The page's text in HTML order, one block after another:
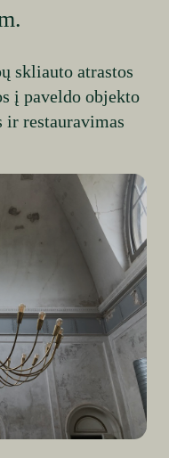
skliauto atrastos
į paveldo objekto
ir restauravimas